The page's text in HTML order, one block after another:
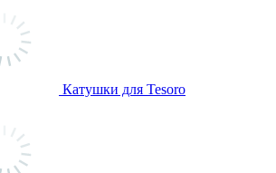
Катушки для Tesoro